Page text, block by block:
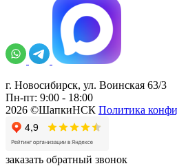
г. Новосибирск, ул. Воинская 63/3
Пн-пт: 9:00 - 18:00
2026 ©ШапкиНСК Политика
заказать обратный звонок